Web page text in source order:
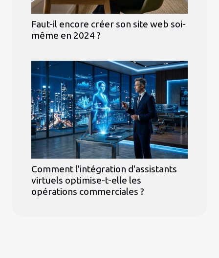
Faut-il encore créer son site web soi-
même en 2024 ?
Comment l'intégration d'assistants
virtuels optimise-t-elle les
opérations commerciales ?